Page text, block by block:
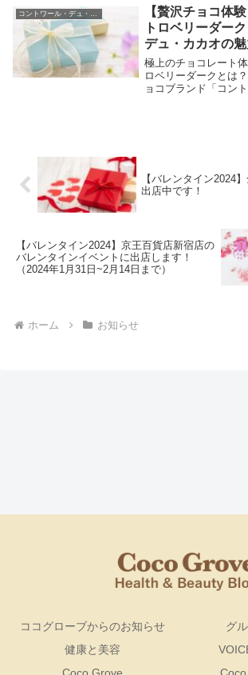
パリから南に１００
ドに工...
コントワール・デュ・カカオ
【贅沢チョコ体
トロベリーダー
デュ・カカオの
極上のチョコレート
ロベリーダークとは
ョコブランド「コン
【バレンタイン2024
出店中です！
【バレンタイン2024】京王百貨店新宿店の
バレンタインイベントに出店します！
（2024年1月31日~2月14日まで）
ホーム お知らせ
ココグローブからのお知らせ
グ
健康と美容